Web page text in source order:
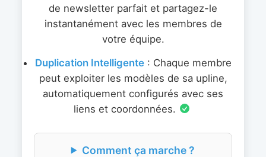
de newsletter parfait et partagez-le
instantanément avec les membres de
votre équipe.
Duplication Intelligente: Chaque membre
peut exploiter les modèles de sa upline,
automatiquement configurés avec ses
liens et coordonnées.
Comment ça marche ?